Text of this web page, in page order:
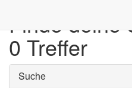
Finde deine
0 Treffer
Suche